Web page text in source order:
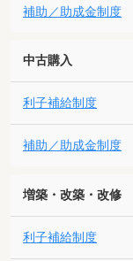
補助／助成金制度
中古購入
利子補給制度
補助／助成金制度
増築・改築・改修
利子補給制度